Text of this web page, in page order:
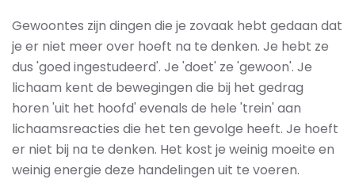
Gewoontes zijn dingen die je zovaak hebt gedaan dat
je er niet meer over hoeft na te denken. Je hebt ze
dus 'goed ingestudeerd'. Je 'doet' ze 'gewoon'. Je
lichaam kent de bewegingen die bij het gedrag
horen 'uit het hoofd' evenals de hele 'trein' aan
lichaamsreacties die het ten gevolge heeft. Je hoeft
er niet bij na te denken. Het kost je weinig moeite en
weinig energie deze handelingen uit te voeren.